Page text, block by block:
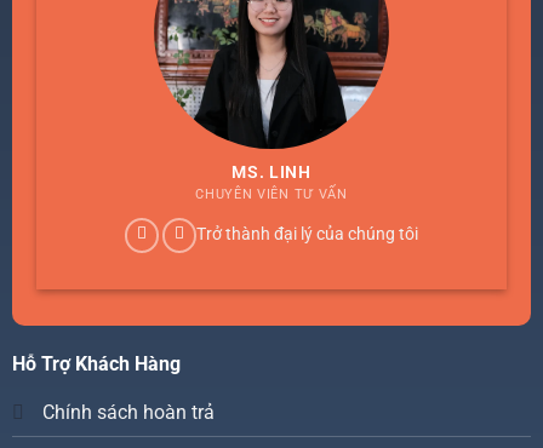
MS. LINH
CHUYÊN VIÊN TƯ VẤN
Trở thành đại lý của chúng tôi
Hỗ Trợ Khách Hàng
Chính sách hoàn trả